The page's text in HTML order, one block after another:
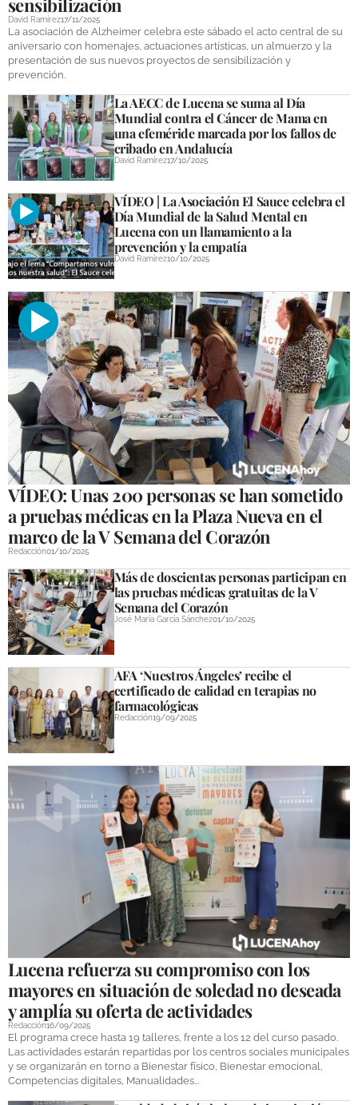
sensibilización
David Ramírez17/11/2025
La asociación de Alzheimer celebra este sábado el acto central de su
aniversario con homenajes, actuaciones artísticas, un almuerzo y la
presentación de sus nuevos proyectos de sensibilización y
prevención.
La AECC de Lucena se suma al Día
Mundial contra el Cáncer de Mama en
una efeméride marcada por los fallos de
cribado en Andalucía
David Ramírez17/10/2025
VÍDEO | La Asociación El Sauce celebra el
Día Mundial de la Salud Mental en
Lucena con un llamamiento a la
prevención y la empatía
David Ramírez10/10/2025
VÍDEO: Unas 200 personas se han sometido
a pruebas médicas en la Plaza Nueva en el
marco de la V Semana del Corazón
Redacción01/10/2025
Más de doscientas personas participan en
las pruebas médicas gratuitas de la V
Semana del Corazón
José María García Sánchez01/10/2025
AFA ‘Nuestros Ángeles’ recibe el
certificado de calidad en terapias no
farmacológicas
Redacción19/09/2025
Lucena refuerza su compromiso con los
mayores en situación de soledad no deseada
y amplía su oferta de actividades
Redacción16/09/2025
El programa crece hasta 19 talleres, frente a los 12 del curso pasado.
Las actividades estarán repartidas por los centros sociales municipales
y se organizarán en torno a Bienestar físico, Bienestar emocional,
Competencias digitales, Manualidades...